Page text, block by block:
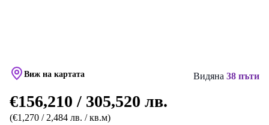
Виж на картата Видяна 38 пъти
€156,210 / 305,520 лв.
(€1,270 / 2,484 лв. / кв.м)